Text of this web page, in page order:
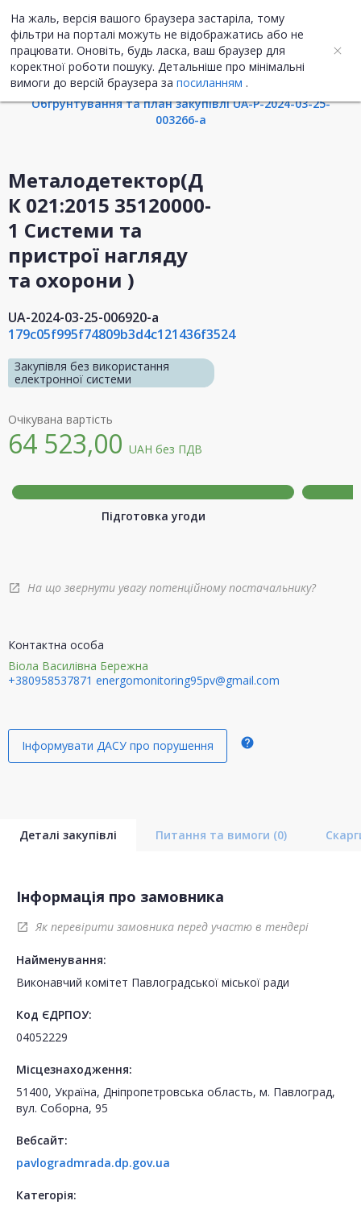
На жаль, версія вашого браузера застаріла, тому
фільтри на порталі можуть не відображатись або не
працювати. Оновіть, будь ласка, ваш браузер для
коректної роботи пошуку. Детальніше про мінімальні
вимоги до версій браузера за посиланням .
UA ENG
Інформація про закупівлю
Обгрунтування та план закупівлі UA-P-2024-03-25-
003266-a
Металодетектор(Д
К 021:2015 35120000-
1 Системи та
пристрої нагляду
та охорони )
UA-2024-03-25-006920-a
179c05f995f74809b3d4c121436f3524
Закупівля без використання
електронної системи
Очікувана вартість
64 523,00 UAH без ПДВ
Підготовка угоди
open_in_new На що звернути увагу потенційному постачальнику?
Контактна особа
Віола Василівна Бережна
+380958537871 energomonitoring95pv@gmail.com
Інформувати ДАСУ про порушення help
Деталі закупівлі Питання та вимоги (0)
Інформація про замовника
open_in_new Як перевірити замовника перед участю в тендері
Найменування:
Виконавчий комітет Павлоградської міської ради
Код ЄДРПОУ:
04052229
Місцезнаходження:
51400, Україна, Дніпропетровська область, м. Павлоград,
вул. Соборна, 95
Вебсайт:
pavlogradmrada.dp.gov.ua
Категорія: